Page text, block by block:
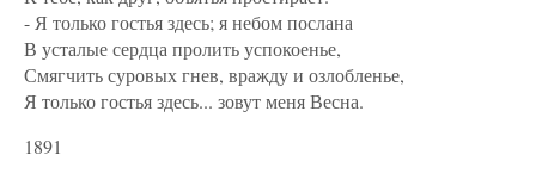
- Я только гостья здесь; я небом послана
В усталые сердца пролить успокоенье,
Смягчить суровых гнев, вражду и озлобленье,
Я только гостья здесь... зовут меня Весна.
1891